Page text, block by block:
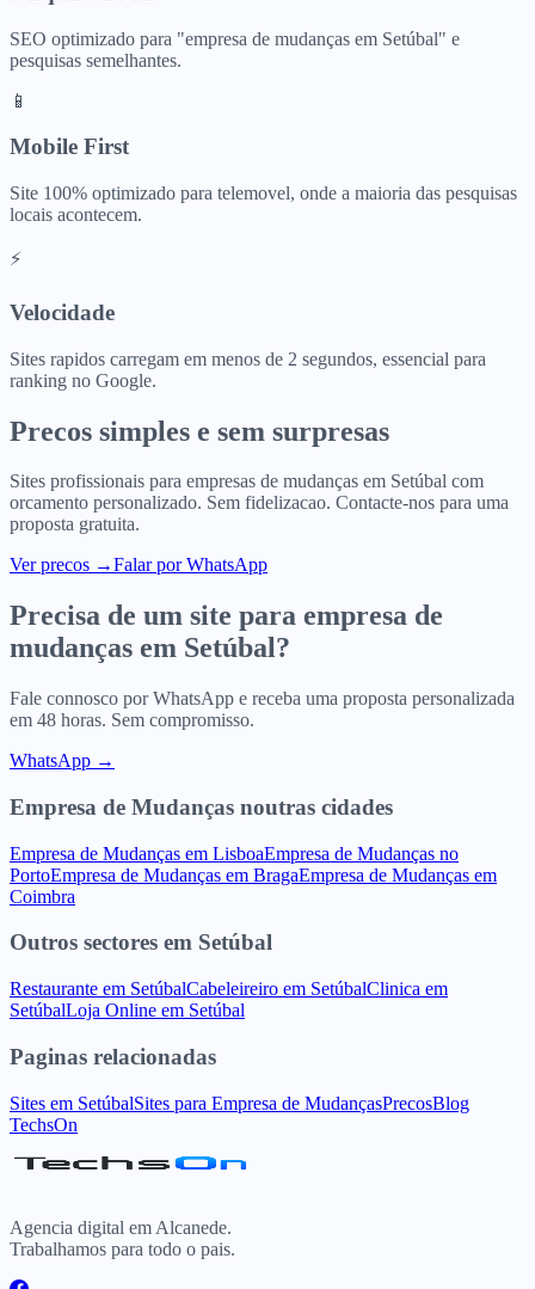
SEO optimizado para "empresa de mudanças em Setúbal" e
pesquisas semelhantes.
📱
Mobile First
Site 100% optimizado para telemovel, onde a maioria das pesquisas
locais acontecem.
⚡
Velocidade
Sites rapidos carregam em menos de 2 segundos, essencial para
ranking no Google.
Precos simples e sem surpresas
Sites profissionais para empresas de mudanças em Setúbal com
orcamento personalizado. Sem fidelizacao. Contacte-nos para uma
proposta gratuita.
Ver precos →Falar por WhatsApp
Precisa de um site para empresa de
mudanças em Setúbal?
Fale connosco por WhatsApp e receba uma proposta personalizada
em 48 horas. Sem compromisso.
WhatsApp →
Empresa de Mudanças noutras cidades
Empresa de Mudanças em LisboaEmpresa de Mudanças no
PortoEmpresa de Mudanças em BragaEmpresa de Mudanças em
Coimbra
Outros sectores em Setúbal
Restaurante em SetúbalCabeleireiro em SetúbalClinica em
SetúbalLoja Online em Setúbal
Paginas relacionadas
Sites em SetúbalSites para Empresa de MudançasPrecosBlog
TechsOn
Agencia digital em Alcanede.
Trabalhamos para todo o pais.